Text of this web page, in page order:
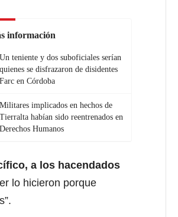
información
Un teniente y dos suboficiales serían
quienes se disfrazaron de disidentes
Farc en Córdoba
Militares implicados en hechos de
Tierralta habían sido reentrenados en
Derechos Humanos
a los hacendados
lo hicieron porque